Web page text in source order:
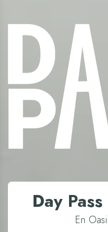
Day
En